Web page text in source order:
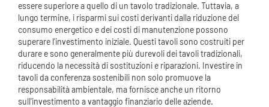
essere superiore a quello di un tavolo tradizionale. Tuttavia, a
lungo termine, i risparmi sui costi derivanti dalla riduzione del
consumo energetico e dei costi di manutenzione possono
superare l'investimento iniziale. Questi tavoli sono costruiti per
durare e sono generalmente più durevoli dei tavoli tradizionali,
riducendo la necessità di sostituzioni e riparazioni. Investire in
tavoli da conferenza sostenibili non solo promuove la
responsabilità ambientale, ma fornisce anche un ritorno
sull'investimento a vantaggio finanziario delle aziende.